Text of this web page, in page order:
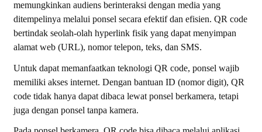
memungkinkan audiens berinteraksi dengan media yang
ditempelinya melalui ponsel secara efektif dan efisien. QR code
bertindak seolah-olah hyperlinkfisik yang dapat menyimpan
alamat web (URL), nomor telepon, teks, dan SMS.
Untuk dapat memanfaatkan teknologi QR code, ponsel wajib
memiliki akses internet. Dengan bantuan ID (nomor digit), QR
code tidak hanya dapat dibaca lewat ponsel berkamera, tetapi
juga dengan ponsel tanpa kamera.